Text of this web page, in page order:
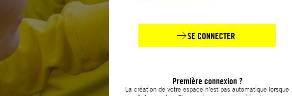
SE CONNECTER
Première connexion ?
La création de votre espace n’est pas automatique lorsque